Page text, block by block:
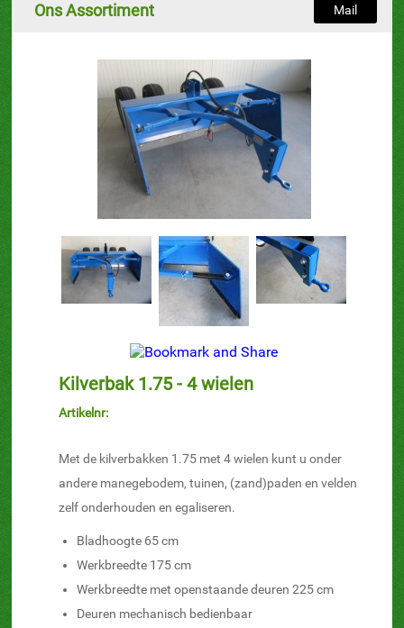
Ons Assortiment Mail
Kilverbak 1.75 - 4 wielen
Artikelnr:
Met de kilverbakken 1.75 met 4 wielen kunt u onder
andere manegebodem, tuinen, (zand)paden en velden
zelf onderhouden en egaliseren.
Bladhoogte 65 cm
Werkbreedte 175 cm
Werkbreedte met openstaande deuren 225 cm
Deuren mechanisch bedienbaar